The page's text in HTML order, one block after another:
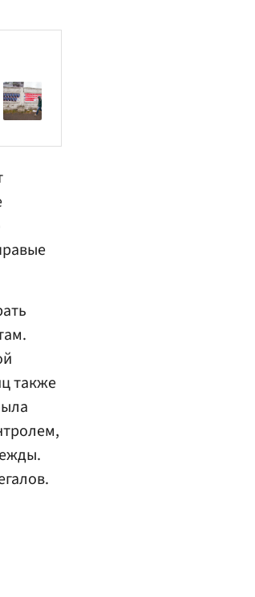
также